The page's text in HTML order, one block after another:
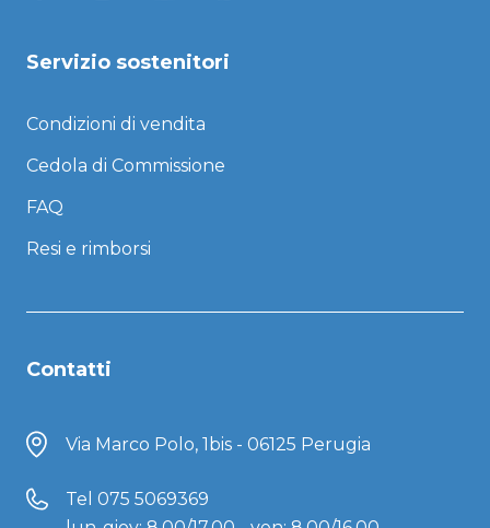
Servizio sostenitori
Condizioni di vendita
Cedola di Commissione
FAQ
Resi e rimborsi
Contatti
Via Marco Polo, 1bis - 06125 Perugia
Tel 075 5069369